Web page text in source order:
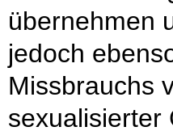
übernehmen
jedoch
Missbrauchs
sexualisierter